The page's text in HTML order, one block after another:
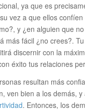
ya que es
vez a que ellos
y ¿en alguien que
más fácil ¿no crees?.
discernir con la
éxito tus relaciones
resultan más
ven bien a los demás,
. Entonces, los